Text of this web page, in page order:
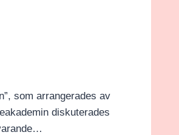
som arrangerades av
diskuterades